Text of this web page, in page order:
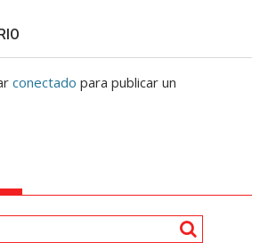
conectado para publicar un